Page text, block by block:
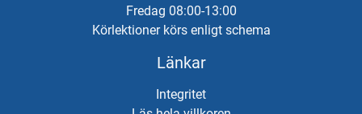
Fredag 08:00-13:00
Körlektioner körs enligt schema
Länkar
Integritet